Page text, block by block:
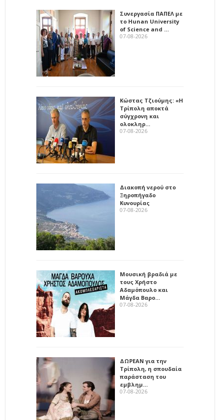
Συνεργασία ΠΑΠΕΛ με
το Hunan University
of Science and …
07-08-2026
Κώστας Τζιούμης: «Η
Τρίπολη αποκτά
σύγχρονη και
ολοκληρ…
07-08-2026
Διακοπή νερού στο
Ξηροπήγαδο
Κυνουρίας
07-08-2026
Μουσική βραδιά με
τους Χρήστο
Αδαμόπουλο και
Μάγδα Βαρο…
07-08-2026
ΔΩΡΕΑΝ για την
Τρίπολη, η σπουδαία
παράσταση του
εμβλημ…
07-08-2026